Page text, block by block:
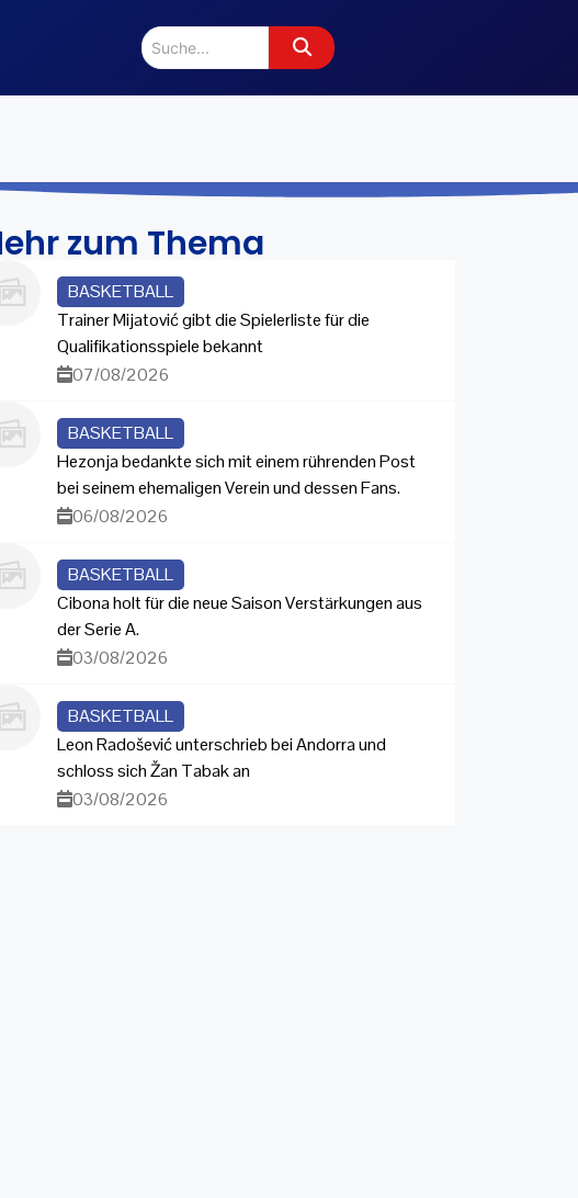
zum Thema
BASKETBALL
Trainer Mijatović gibt die Spielerliste für die
Qualifikationsspiele bekannt
07/08/2026
BASKETBALL
Hezonja bedankte sich mit einem rührenden Post
bei seinem ehemaligen Verein und dessen Fans.
06/08/2026
BASKETBALL
Cibona holt für die neue Saison Verstärkungen aus
der Serie A.
03/08/2026
BASKETBALL
Leon Radošević unterschrieb bei Andorra und
schloss sich Žan Tabak an
03/08/2026